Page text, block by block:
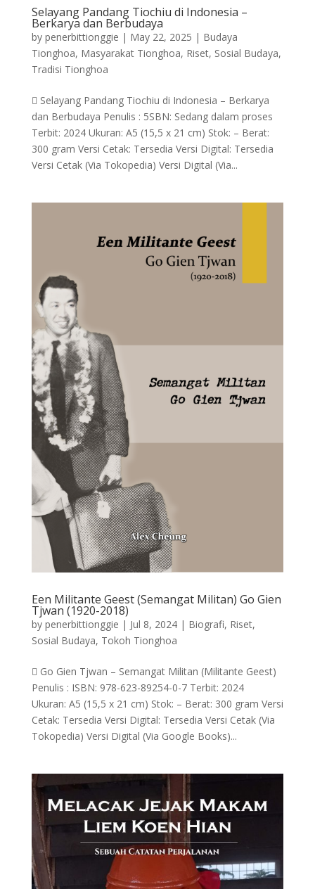
Selayang Pandang Tiochiu di Indonesia –
Berkarya dan Berbudaya
by penerbittionggie | May 22, 2025 | Budaya
Tionghoa, Masyarakat Tionghoa, Riset, Sosial Budaya,
Tradisi Tionghoa
 Selayang Pandang Tiochiu di Indonesia – Berkarya
dan Berbudaya Penulis : 5SBN: Sedang dalam proses
Terbit: 2024 Ukuran: A5 (15,5 x 21 cm) Stok: – Berat:
300 gram Versi Cetak: Tersedia Versi Digital: Tersedia
Versi Cetak (Via Tokopedia) Versi Digital (Via...
Een Militante Geest (Semangat Militan) Go Gien
Tjwan (1920-2018)
by penerbittionggie | Jul 8, 2024| Biografi, Riset,
Sosial Budaya, Tokoh Tionghoa
 Go Gien Tjwan – Semangat Militan (Militante Geest)
Penulis : ISBN: 978-623-89254-0-7 Terbit: 2024
Ukuran: A5 (15,5 x 21 cm) Stok: – Berat: 300 gram Versi
Cetak: Tersedia Versi Digital: Tersedia Versi Cetak (Via
Tokopedia) Versi Digital (Via Google Books)...